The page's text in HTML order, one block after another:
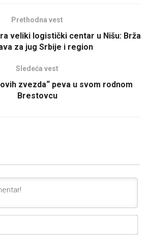
Prethodna vest
veliki logistički centar u Nišu: Brža
za jug Srbije i region
Sledeća vest
zvezda“ peva u svom rodnom
Brestovcu